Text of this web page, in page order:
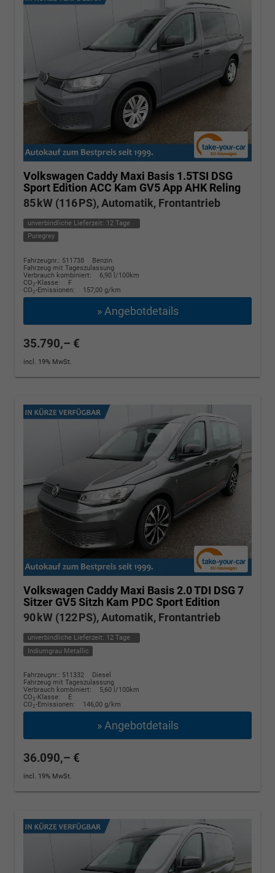
Volkswagen Caddy Maxi Basis 1.5TSI DSG
Sport Edition ACC Kam GV5 App AHK Reling
85 kW (116 PS), Automatik, Frontantrieb
unverbindliche Lieferzeit: 12 Tage
Puregrey
Fahrzeugnr.: 511738
Benzin
Fahrzeug mit Tageszulassung
Verbrauch kombiniert:
6,90 l/100km
CO2-Klasse:
F
CO2-Emissionen: 157,00 g/km
» Angebotdetails
35.790,– €
incl. 19% MwSt.
Volkswagen Caddy Maxi Basis 2.0 TDI DSG 7
Sitzer GV5 Sitzh Kam PDC Sport Edition
90 kW (122 PS), Automatik, Frontantrieb
unverbindliche Lieferzeit: 12 Tage
Indiumgrau Metallic
Fahrzeugnr.: 511332
Diesel
Fahrzeug mit Tageszulassung
Verbrauch kombiniert:
5,60 l/100km
CO2-Klasse:
E
CO2-Emissionen: 146,00 g/km
» Angebotdetails
36.090,– €
incl. 19% MwSt.